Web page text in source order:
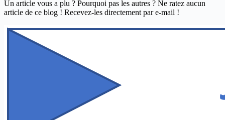
Un article vous a plu ? Pourquoi pas les autres ? Ne ratez aucun
article de ce blog ! Recevez-les directement par e-mail !